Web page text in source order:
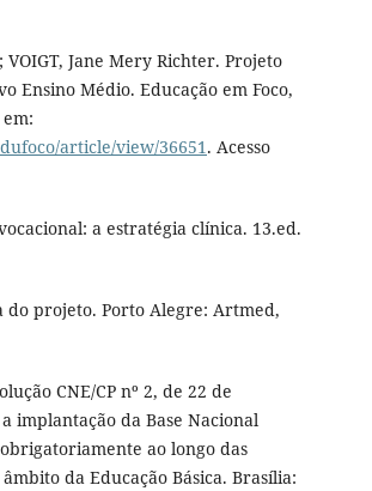
VOIGT, Jane Mery Richter. Projeto
Ensino Médio. Educação em Foco,
article/view/36651. Acesso
a estratégia clínica. 13.ed.
do projeto. Porto Alegre: Artmed,
CNE/CP nº 2, de 22 de
implantação da Base Nacional
ao longo das
da Educação Básica. Brasília: